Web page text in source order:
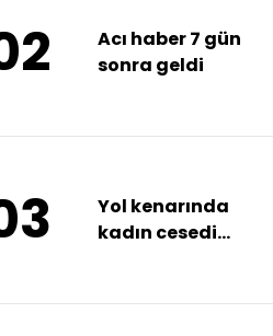
Acı haber 7 gün
sonra geldi
Yol kenarında
kadın cesedi